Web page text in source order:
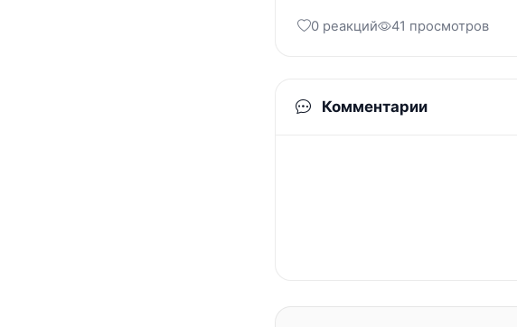
0 реакций 41 просмотров
Комментарии